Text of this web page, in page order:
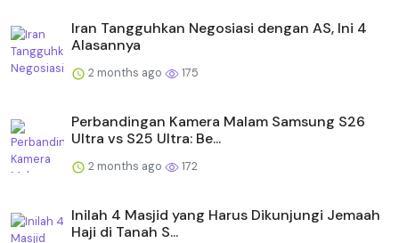
Iran Tangguhkan Negosiasi dengan AS, Ini 4
Alasannya
2 months ago 175
Perbandingan Kamera Malam Samsung S26
Ultra vs S25 Ultra: Be...
2 months ago 172
Inilah 4 Masjid yang Harus Dikunjungi Jemaah
Haji di Tanah S...